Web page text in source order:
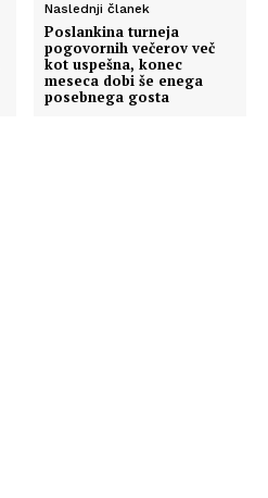
Naslednji članek
Poslankina turneja
pogovornih večerov več
kot uspešna, konec
meseca dobi še enega
posebnega gosta